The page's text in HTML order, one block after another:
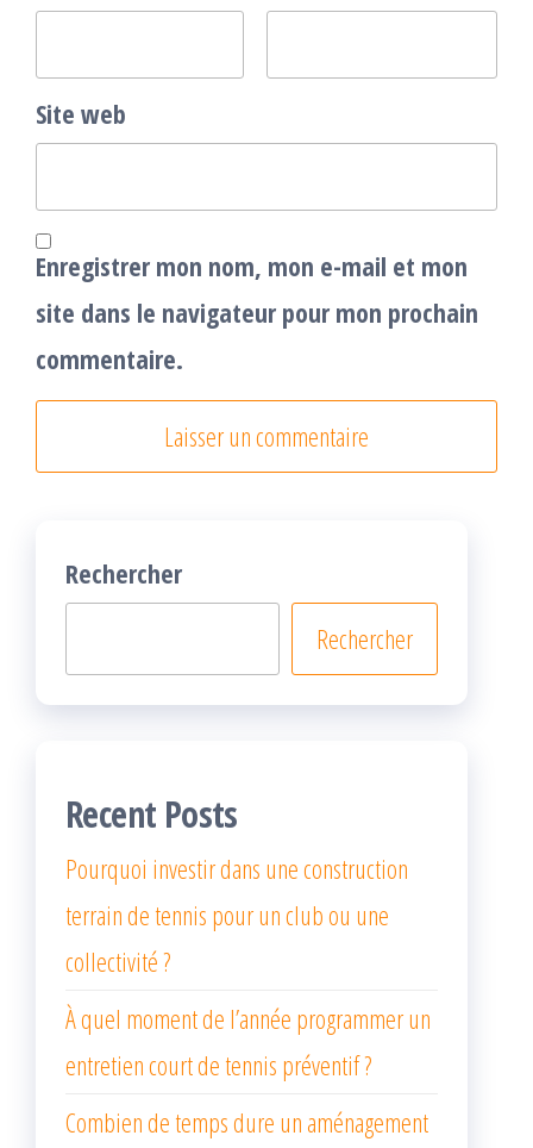
Site web
Enregistrer mon nom, mon e-mail et mon
site dans le navigateur pour mon prochain
commentaire.
Rechercher
Rechercher
Recent Posts
Pourquoi investir dans une construction
terrain de tennis pour un club ou une
collectivité ?
À quel moment de l’année programmer un
entretien court de tennis préventif ?
Combien de temps dure un aménagement